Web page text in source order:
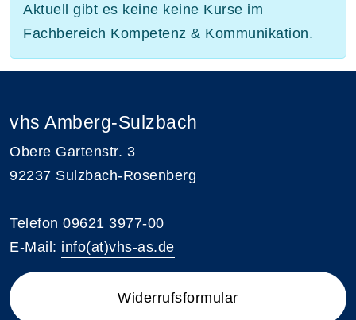
Aktuell gibt es keine keine Kurse im
Fachbereich Kompetenz & Kommunikation.
vhs Amberg-Sulzbach
Obere Gartenstr. 3
92237 Sulzbach-Rosenberg
Telefon 09621 3977-00
E-Mail: info(at)vhs-as.de
Widerrufsformular